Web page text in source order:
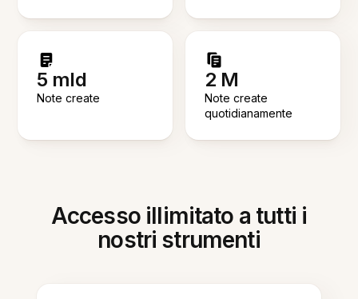
5 mld
Note create
2 M
Note create
quotidianamente
Accesso illimitato a tutti i
nostri strumenti